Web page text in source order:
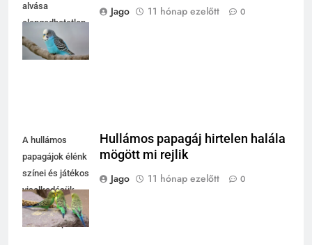
alvása
elengedhetetlen
a jó
közérzetükhöz.
Jago
11 hónap ezelőtt 0
A hullámos
papagájok élénk
színei és játékos
viselkedésük
örömet hoznak a
mindennapokba.
Hullámos papagáj hirtelen halála
mögött mi rejlik
Jago
11 hónap ezelőtt 0